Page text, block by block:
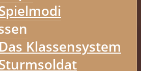
Das Klassensystem